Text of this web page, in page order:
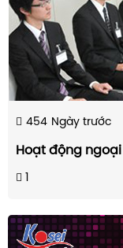
454 Ngày trước
Hoạt động
1